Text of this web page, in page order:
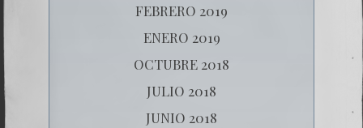
FEBRERO 2019
ENERO 2019
OCTUBRE 2018
JULIO 2018
JUNIO 2018